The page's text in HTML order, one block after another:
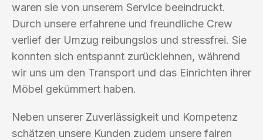
waren sie von unserem Service beeindruckt.
Durch unsere erfahrene und freundliche Crew
verlief der Umzug reibungslos und stressfrei. Sie
konnten sich entspannt zurücklehnen, während
wir uns um den Transport und das Einrichten ihrer
Möbel gekümmert haben.
Neben unserer Zuverlässigkeit und Kompetenz
schätzen unsere Kunden zudem unsere fairen